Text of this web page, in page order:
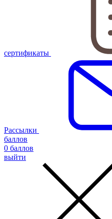
сертификаты
Рассылки
баллов
0 баллов
выйти